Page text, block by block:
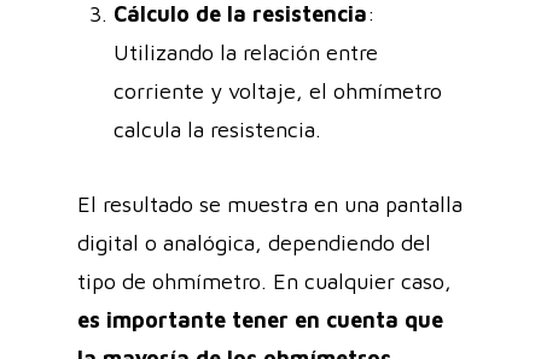
Cálculo de la resistencia:
Utilizando la relación entre
corriente y voltaje, el ohmímetro
calcula la resistencia.
El resultado se muestra en una pantalla
digital o analógica, dependiendo del
tipo de ohmímetro. En cualquier caso,
es importante tener en cuenta que